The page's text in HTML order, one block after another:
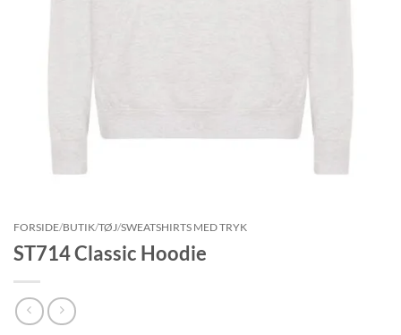
FORSIDE/BUTIK/TØJ/SWEATSHIRTS MED TRYK
ST714 Classic Hoodie